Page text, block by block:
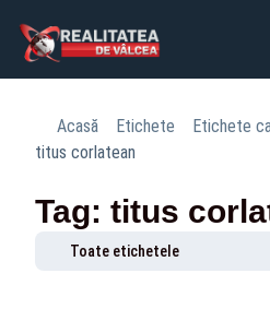
Acasă Etichete
Etichete
titus corlatean
Tag: titus
Toate etichetele